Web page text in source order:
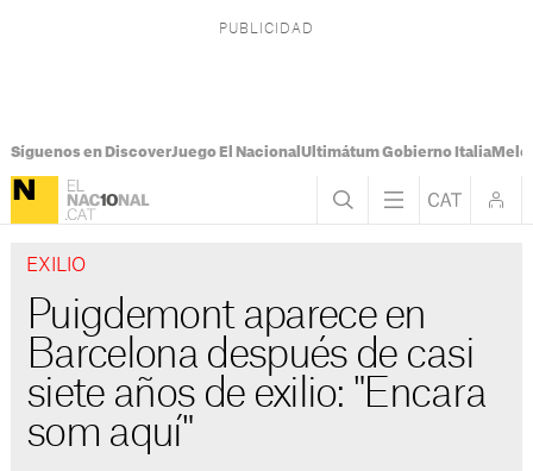
Síguenos en DiscoverJuego El Nacional Ultimátum Gobierno Italia
EXILIO
Puigdemont aparece en
Barcelona después de casi
siete años de exilio: "Encara
som aquí"